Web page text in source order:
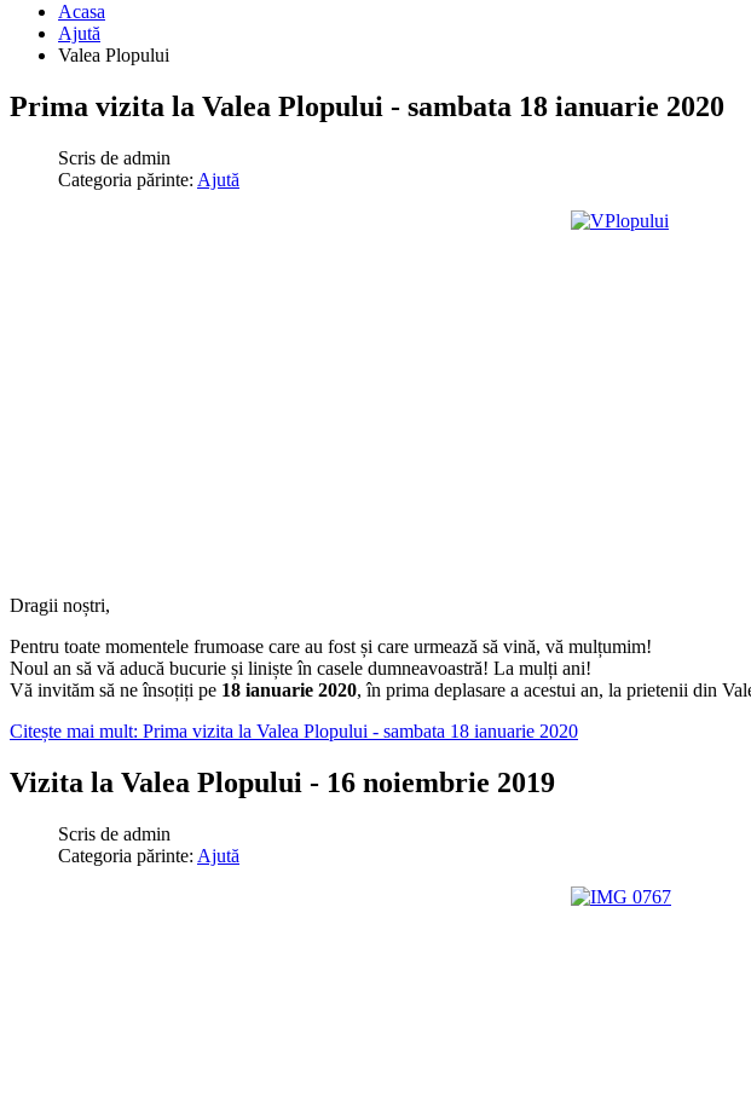
Acasa
Ajută
Valea Plopului
Prima vizita la Valea Plopului - sambata 18 ianuarie 2020
Scris de admin
Categoria părinte: Ajută
Dragii noștri,
Pentru toate momentele frumoase care au fost și care urmează să vină, vă mulțumim!
Noul an să vă aducă bucurie și liniște în casele dumneavoastră! La mulți ani!
Vă invităm să ne însoțiți pe 18 ianuarie 2020, în prima deplasare a acestui an, la prietenii din
Citește mai mult: Prima vizita la Valea Plopului - sambata 18 ianuarie 2020
Vizita la Valea Plopului - 16 noiembrie 2019
Scris de admin
Categoria părinte: Ajută